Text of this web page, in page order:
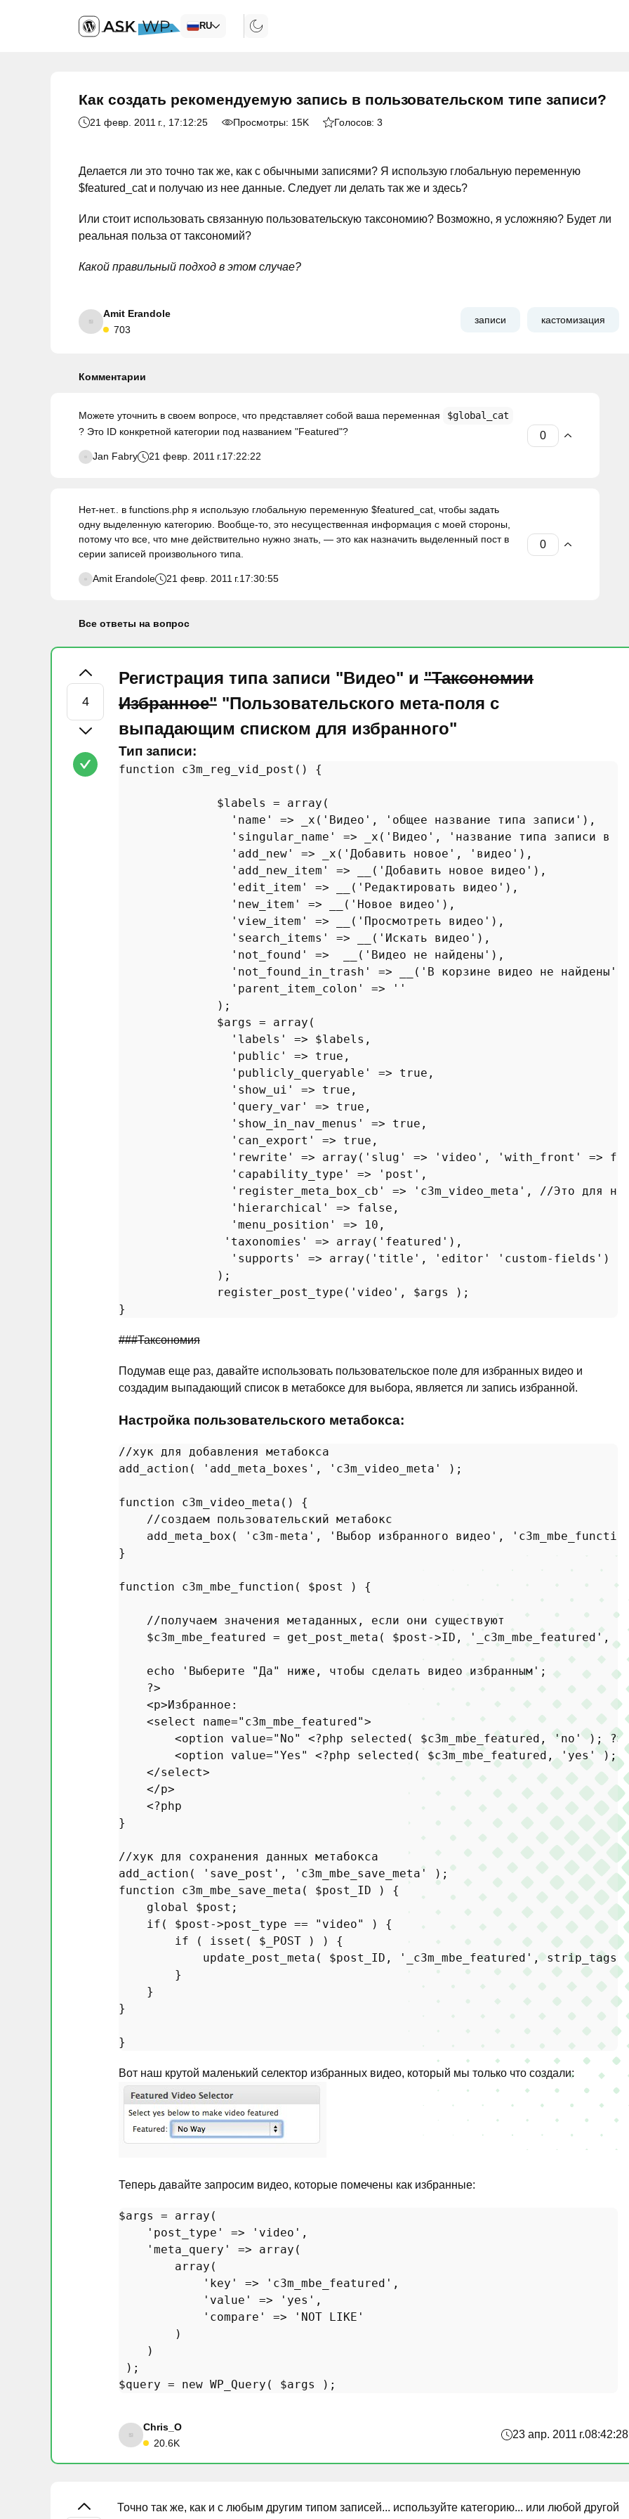
RU
Как создать рекомендуемую запись в пользовательском типе записи?
21 февр. 2011 г. , 17:12:25 Просмотры: 15K Голосов: 3
Делается ли это точно так же, как с обычными записями? Я использую глобальную переменную
$featured_cat и получаю из нее данные. Следует ли делать так же и здесь?
Или стоит использовать связанную пользовательскую таксономию? Возможно, я усложняю? Будет ли
реальная польза от таксономий?
Какой правильный подход в этом случае?
Amit Erandole
703
записи кастомизация
Комментарии
Можете уточнить в своем вопросе, что представляет собой ваша переменная
$global_cat
? Это ID конкретной категории под названием "Featured"?
Jan Fabry 21 февр. 2011 г.17:22:22
Нет-нет.. в functions.php я использую глобальную переменную $featured_cat, чтобы задать
одну выделенную категорию. Вообще-то, это несущественная информация с моей стороны,
потому что все, что мне действительно нужно знать, — это как назначить выделенный пост в
серии записей произвольного типа.
Amit Erandole 21 февр. 2011 г.17:30:55
Все ответы на вопрос
Регистрация типа записи "Видео" и "Таксономии
Избранное" "Пользовательского мета-поля с
выпадающим списком для избранного"
Тип записи:
function c3m_reg_vid_post ( ) {
$labels = array (
'name'
=> _x ( 'Видео' , 'общее название типа записи' ),
'singular_name'
=> _x ( 'Видео' , 'название типа записи в
'add_new'
=> _x ( 'Добавить новое' , 'видео' ),
'add_new_item'
=> ( 'Добавить новое видео' ),
'edit_item'
=> ( 'Редактировать видео' ),
'new_item'
=> ( 'Новое видео' ),
'view_item'
=> ( 'Просмотреть видео' ),
'search_items'
=> ( 'Искать видео' ),
'not_found'
=> ( 'Видео не найдены' ),
'not_found_in_trash'
=> ( 'В корзине видео не найдены'
'parent_item_colon'
=>
''
              );
$args
= array (
'labels'
=> $labels ,
'public'
=> true ,
'publicly_queryable'
=> true ,
'show_ui'
=> true ,
'query_var'
=> true ,
'show_in_nav_menus'
=> true ,
'can_export'
=> true ,
'rewrite'
=> array ( 'slug' => 'video' , 'with_front' =>
'capability_type'
=> 'post' ,
'register_meta_box_cb'
=> 'c3m_video_meta' , //Это для
'hierarchical'
=> false ,
'menu_position'
=> 10 ,
'taxonomies'
=> array ( 'featured' ),
'supports'
=> array ( 'title' , 'editor' 'custom-fields' )
              );
register_post_type ( 'video' , $args
);
###Таксономия
Подумав еще раз, давайте использовать пользовательское поле для избранных видео и
создадим выпадающий список в метабоксе для выбора, является ли запись избранной.
Настройка пользовательского метабокса:
//хук для добавления метабокса
add_action ( 'add_meta_boxes' , 'c3m_video_meta' );
function c3m_video_meta ( ) {
//создаем пользовательский метабокс
add_meta_box ( 'c3m-meta' , 'Выбор избранного видео' ,
}
function c3m_mbe_function ( $post ) {
//получаем значения метаданных, если они существуют
$c3m_mbe_featured = get_post_meta ( $post ->ID, '_c3m_mbe_featured' ,
echo 'Выберите "Да" ниже, чтобы сделать видео избранным' ;
?>
    <p>Избранное:
    <select name=
"c3m_mbe_featured">
        <option value=
"No" <?php selected ( $c3m_mbe_featured , 'no' ); ?>
        <option value=
"Yes" <?php selected ( $c3m_mbe_featured , 'yes' );
    </select>
    </p>
<?php
}
//хук для сохранения данных метабокса
add_action ( 'save_post' , 'c3m_mbe_save_meta'
function
c3m_mbe_save_meta ( $post_ID ) {
global
$post ;
if ( $post ->post_type == "video"
) {
if ( isset ( $_POST ) ) {
update_post_meta ( $post_ID , '_c3m_mbe_featured' , strip_tags (
        }
    }
}
Вот наш крутой маленький селектор избранных видео, который мы только что создали:
Теперь давайте запросим видео, которые помечены как избранные:
$args = array (
'post_type'
=> 'video' ,
'meta_query'
=> array (
array (
'key'
=> 'c3m_mbe_featured' ,
'value'
=> 'yes' ,
'compare'
=>
'NOT LIKE'
        )
    )
$query = new WP_Query ( $args
Chris_O
20.6K
23 апр. 2011 г.08:42:28
Точно так же, как и с любым другим типом записей... используйте категорию... или любой другой